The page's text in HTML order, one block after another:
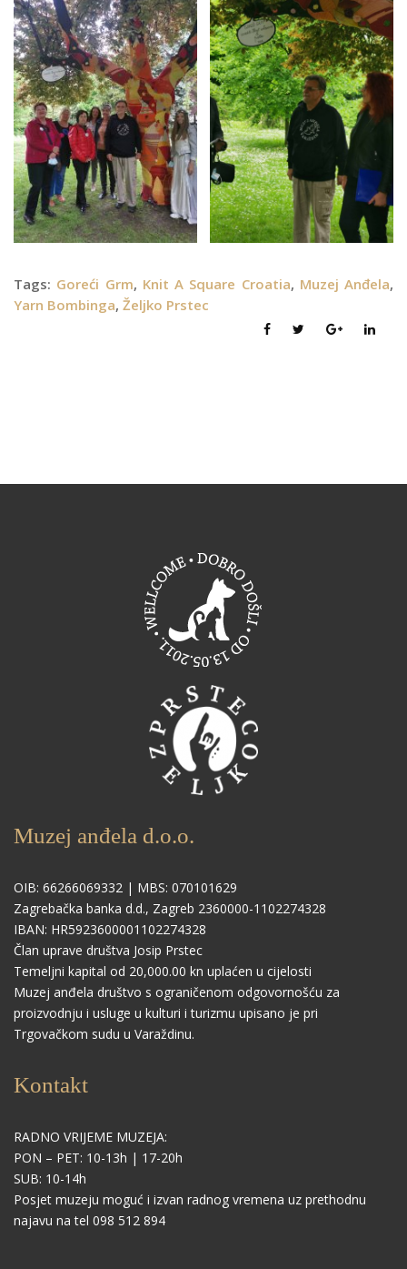
Tags: Goreći Grm, Knit A Square Croatia, Muzej Anđela,
Yarn Bombinga, Željko Prstec
Muzej anđela d.o.o.
OIB: 66266069332 | MBS: 070101629
Zagrebačka banka d.d., Zagreb 2360000-1102274328
IBAN: HR5923600001102274328
Član uprave društva Josip Prstec
Temeljni kapital od 20,000.00 kn uplaćen u cijelosti
Muzej anđela društvo s ograničenom odgovornošću za
proizvodnju i usluge u kulturi i turizmu upisano je pri
Trgovačkom sudu u Varaždinu.
Kontakt
RADNO VRIJEME MUZEJA:
PON – PET: 10-13h | 17-20h
SUB: 10-14h
Posjet muzeju moguć i izvan radnog vremena uz prethodnu
najavu na tel 098 512 894